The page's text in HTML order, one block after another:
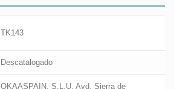
TK143
Descatalogado
OKAASPAIN, S.L.U. Avd. Sierra de